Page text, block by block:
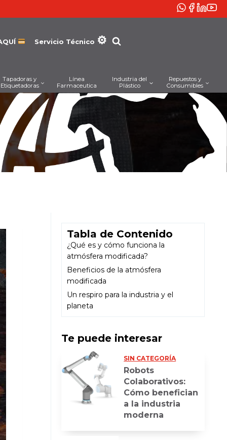
Servicio Técnico
Tapadoras y
Etiquetadoras
Línea
Farmaceutica
Industria del
Plástico
Repuestos y
Consumibles
Tabla de Contenido
¿Qué es y cómo funciona la
atmósfera modificada?
Beneficios de la atmósfera
modificada
Un respiro para la industria y el
planeta
Te puede interesar
SIN CATEGORÍA
Robots
Colaborativos:
Cómo benefician
a la industria
moderna